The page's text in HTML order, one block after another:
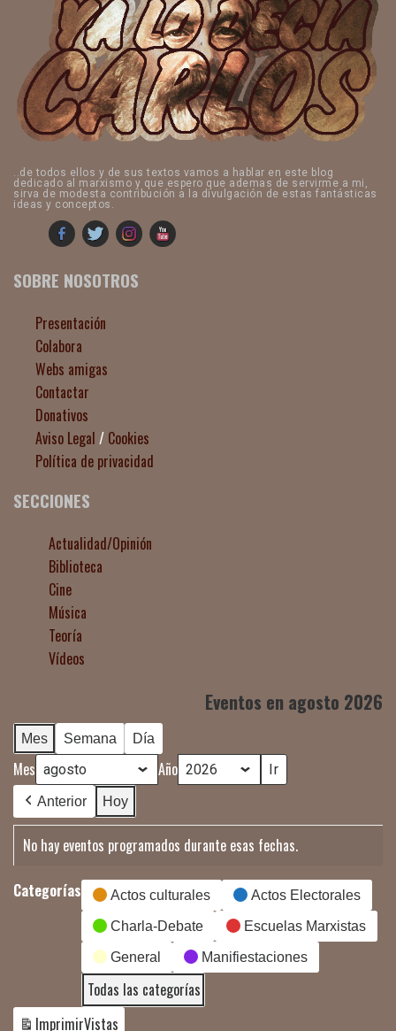
..de todos ellos y de sus textos vamos a hablar en este blog
dedicado al marxismo y que espero que ademas de servirme a mi,
sirva de modesta contribución a la divulgación de estas fantásticas
ideas y conceptos.
SOBRE NOSOTROS
Presentación
Colabora
Webs amigas
Contactar
Donativos
Aviso Legal / Cookies
Política de privacidad
SECCIONES
Actualidad/Opinión
Biblioteca
Cine
Música
Teoría
Vídeos
Eventos en agosto 2026
Mes Semana Día
Mes Año
Anterior Hoy
No hay eventos programados durante esas fechas.
Categorías Actos culturales Actos Electorales
Charla-Debate Escuelas Marxistas
General Manifiestaciones
Todas las categorías
ImprimirVistas